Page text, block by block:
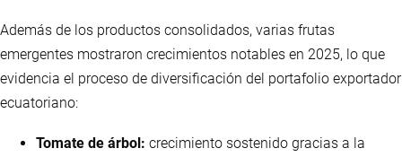
Además de los productos consolidados, varias frutas
emergentes mostraron crecimientos notables en 2025, lo que
evidencia el proceso de diversificación del portafolio exportador
ecuatoriano:
Tomate de árbol: crecimiento sostenido gracias a la